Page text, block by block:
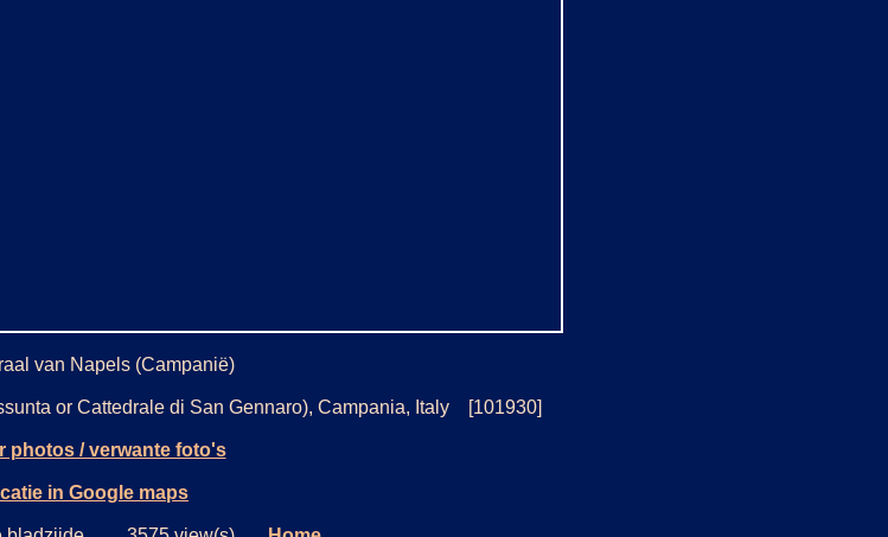
van Napels (Campanië)
or Cattedrale di San Gennaro), Campania, Italy [101930]
photos / verwante foto's
in Google maps